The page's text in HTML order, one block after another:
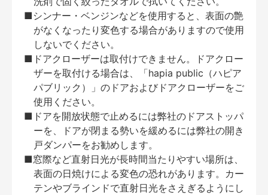
■シンナー・ベンジンなどを使用すると、表面の艶
がなくなったり変色する場合がありますので使用
しないでください。
■ドアクローザーは取付けできません。ドアクロー
ザーを取付ける場合は、「hapia public（ハピア
パブリック）」のドアおよびドアクローザーをご
使用ください。
■ドアを開放状態で止めるには弊社のドアストッパ
ーを、ドアが閉まる勢いを緩めるには弊社の開き
戸ダンパーをお勧めします。
■窓際など直射日光が長時間当たりやすい場所は、
表面の日焼けによる変色の恐れがあります。カー
テンやブラインドで直射日光をさえぎるようにし